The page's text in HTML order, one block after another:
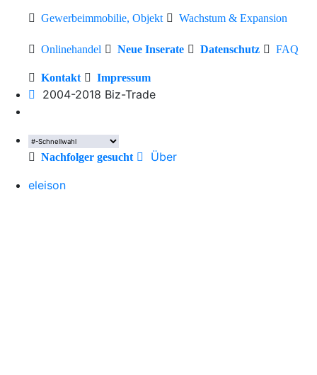
Gewerbeimmobilie, Objekt Wachstum & Expansion
Onlinehandel Neue Inserate Datenschutz FAQ
Kontakt Impressum
2004-2018 Biz-Trade
Nachfolger gesucht
Über
eleison